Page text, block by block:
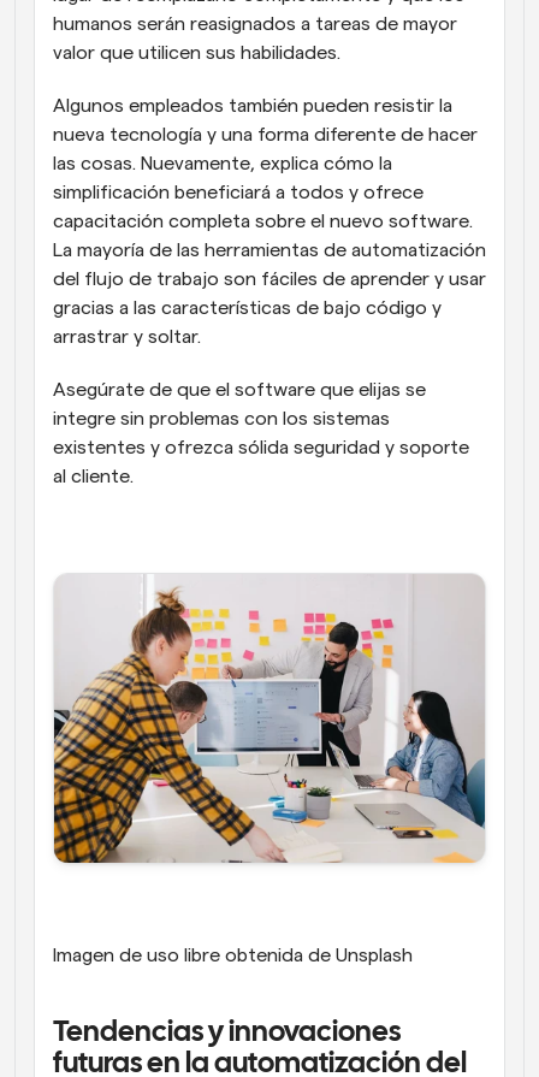
humanos serán reasignados a tareas de mayor
valor que utilicen sus habilidades.
Algunos empleados también pueden resistir la
nueva tecnología y una forma diferente de hacer
las cosas. Nuevamente, explica cómo la
simplificación beneficiará a todos y ofrece
capacitación completa sobre el nuevo software.
La mayoría de las herramientas de automatización
del flujo de trabajo son fáciles de aprender y usar
gracias a las características de bajo código y
arrastrar y soltar.
Asegúrate de que el software que elijas se
integre sin problemas con los sistemas
existentes y ofrezca sólida seguridad y soporte
al cliente.
Imagen de uso libre obtenida de Unsplash
Tendencias y innovaciones
futuras en la automatización del